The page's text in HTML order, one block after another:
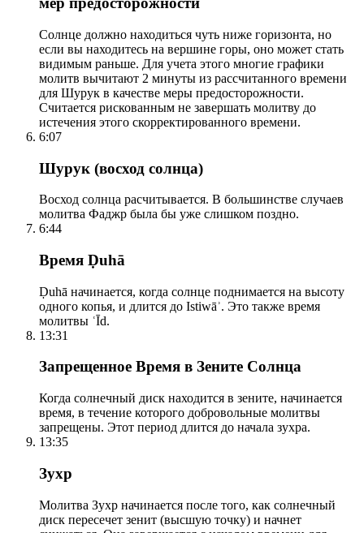
Солнце должно находиться чуть ниже горизонта, но
если вы находитесь на вершине горы, оно может стать
видимым раньше. Для учета этого многие графики
молитв вычитают 2 минуты из рассчитанного времени
для Шурук в качестве меры предосторожности.
Считается рискованным не завершать молитву до
истечения этого скорректированного времени.
6:07
Шурук (восход солнца)
Восход солнца расчитывается. В большинстве случаев
молитва Фаджр была бы уже слишком поздно.
6:44
Время Ḍuhā
Ḍuhā начинается, когда солнце поднимается на высоту
одного копья, и длится до Istiwāʾ. Это также время
молитвы ʿĪd.
13:31
Запрещенное Время в Зените Солнца
Когда солнечный диск находится в зените, начинается
время, в течение которого добровольные молитвы
запрещены. Этот период длится до начала зухра.
13:35
Зухр
Молитва Зухр начинается после того, как солнечный
диск пересечет зенит (высшую точку) и начнет